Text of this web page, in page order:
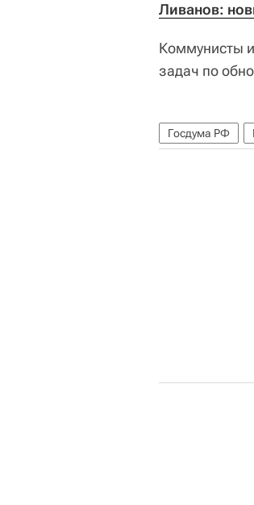
Ливанов:
Коммунисты
задач по
Госдума РФ